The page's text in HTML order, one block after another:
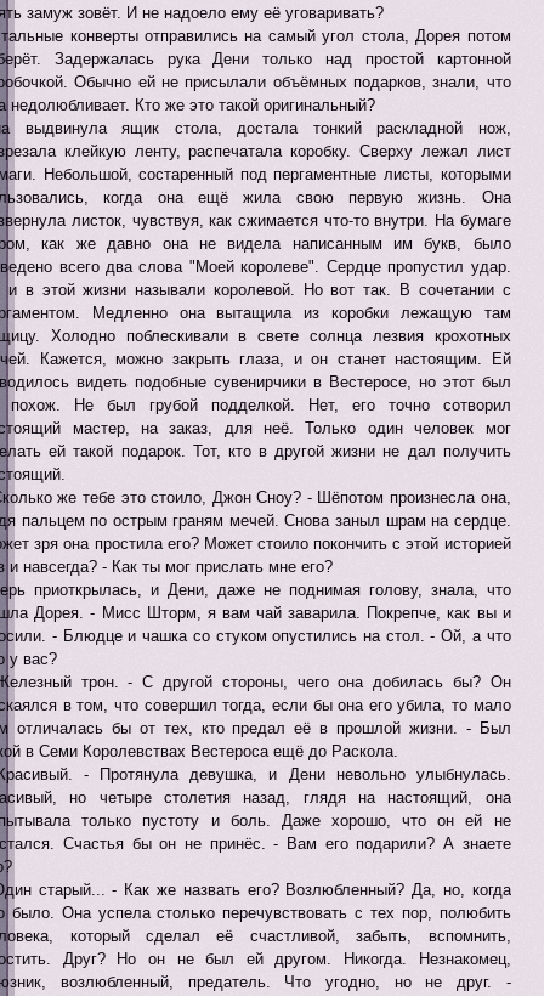
замуж зовёт. И не надоело ему её уговаривать?
конверты отправились на самый угол стола, Дорея потом
Задержалась рука Дени только над простой картонной
Обычно ей не присылали объёмных подарков, знали, что
недолюбливает. Кто же это такой оригинальный?
выдвинула ящик стола, достала тонкий раскладной нож,
клейкую ленту, распечатала коробку. Сверху лежал лист
Небольшой, состаренный под пергаментные листы, которыми
когда она ещё жила свою первую жизнь. Она
листок, чувствуя, как сжимается что-то внутри. На бумаге
как же давно она не видела написанным им букв, было
всего два слова "Моей королеве". Сердце пропустил удар.
и в этой жизни называли королевой. Но вот так. В сочетании с
Медленно она вытащила из коробки лежащую там
Холодно поблескивали в свете солнца лезвия крохотных
Кажется, можно закрыть глаза, и он станет настоящим. Ей
видеть подобные сувенирчики в Вестеросе, но этот был
похож. Не был грубой подделкой. Нет, его точно сотворил
мастер, на заказ, для неё. Только один человек мог
ей такой подарок. Тот, кто в другой жизни не дал получить
же тебе это стоило, Джон Сноу? - Шёпотом произнесла она,
пальцем по острым граням мечей. Снова заныл шрам на сердце.
зря она простила его? Может стоило покончить с этой историей
и навсегда? - Как ты мог прислать мне его?
приоткрылась, и Дени, даже не поднимая голову, знала, что
Дорея. - Мисс Шторм, я вам чай заварила. Покрепче, как вы и
- Блюдце и чашка со стуком опустились на стол. - Ой, а что
у вас?
трон. - С другой стороны, чего она добилась бы? Он
в том, что совершил тогда, если бы она его убила, то мало
отличалась бы от тех, кто предал её в прошлой жизни. - Был
в Семи Королевствах Вестероса ещё до Раскола.
- Протянула девушка, и Дени невольно улыбнулась.
но четыре столетия назад, глядя на настоящий, она
только пустоту и боль. Даже хорошо, что он ей не
Счастья бы он не принёс. - Вам его подарили? А знаете
старый... - Как же назвать его? Возлюбленный? Да, но, когда
было. Она успела столько перечувствовать с тех пор, полюбить
который сделал её счастливой, забыть, вспомнить,
Друг? Но он не был ей другом. Никогда. Незнакомец,
возлюбленный, предатель. Что угодно, но не друг. -